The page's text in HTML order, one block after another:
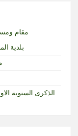
مقام
بلدية
الذكرى السنوية